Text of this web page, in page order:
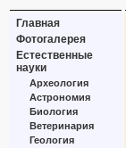
Главная
Фотогалерея
Естественные
науки
Археология
Астрономия
Биология
Ветеринария
Геология